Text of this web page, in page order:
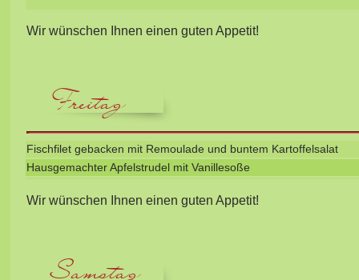
Wir wünschen Ihnen einen guten Appetit!
Freitag
Fischfilet gebacken mit Remoulade und buntem Kartoffelsalat
Hausgemachter Apfelstrudel mit Vanillesoße
Wir wünschen Ihnen einen guten Appetit!
Samstag